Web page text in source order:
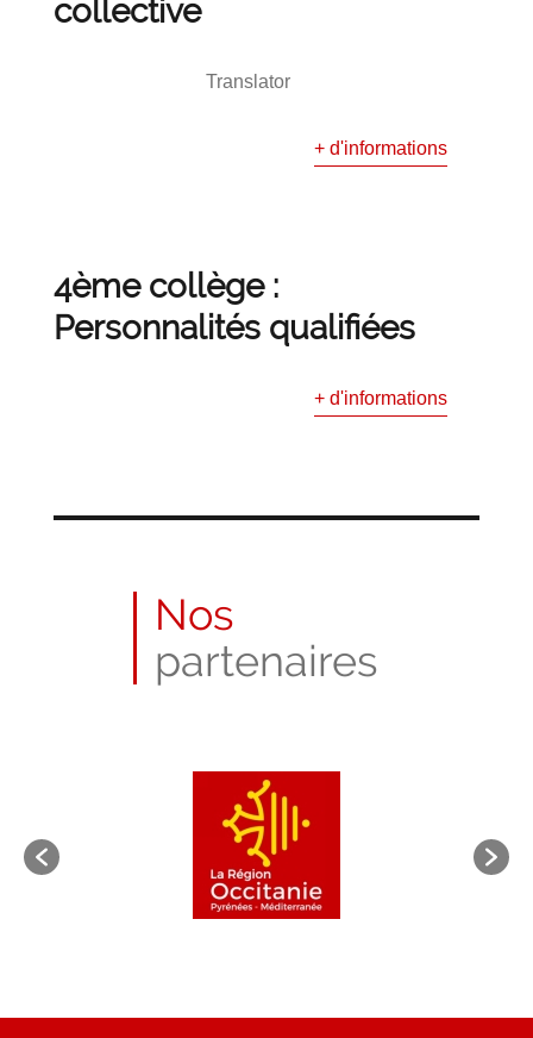
collective
Translator
+ d'informations
4ème collège :
Personnalités qualifiées
+ d'informations
Nos
partenaires